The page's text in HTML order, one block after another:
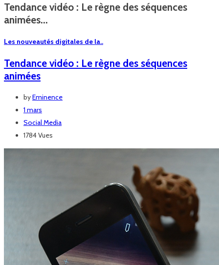
Tendance vidéo : Le règne des séquences
animées...
Les nouveautés digitales de la..
Tendance vidéo : Le règne des séquences
animées
byEminence
1 mars
Social Media
1784 Vues